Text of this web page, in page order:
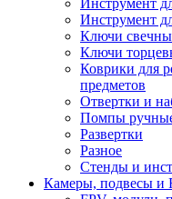
Инструмент
Инструмент
Ключи
Ключи
Коврики для
предметов
Отвертки и
Помпы
Развертки
Разное
Стенды и
Камеры, подвесы и